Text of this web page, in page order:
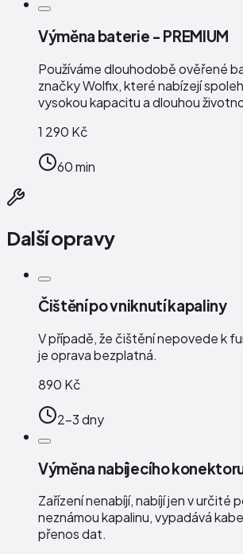
Výměna baterie - PREMIUM
Používáme dlouhodobě ověřené
značkyWolfix, které nabízejí
vysokou kapacitu a dlouhou
1 290 Kč
60 min
Další opravy
Čištění po vniknutí kapaliny
V případě, že čištění nepovede k
je oprava bezplatná.
890 Kč
2-3 dny
Výměna nabíjecího
Zařízení nenabíjí, nabíjí jen v určité
neznámou kapalinu, vypadává
přenos dat.